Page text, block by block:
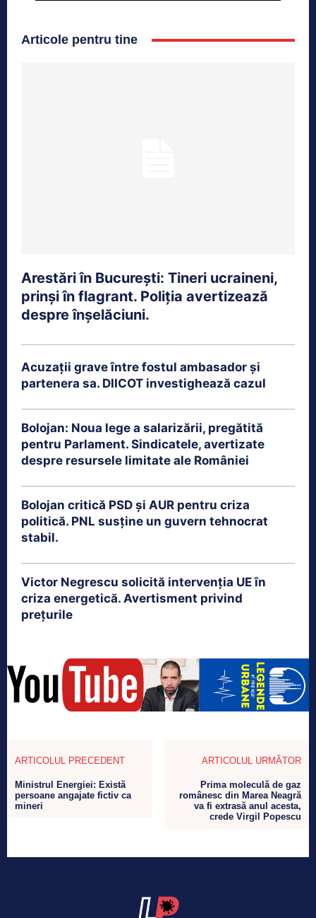
Articole pentru tine
Arestări în București: Tineri ucraineni,
prinși în flagrant. Poliția avertizează
despre înșelăciuni.
Acuzații grave între fostul ambasador și
partenera sa. DIICOT investighează cazul
Bolojan: Noua lege a salarizării, pregătită
pentru Parlament. Sindicatele, avertizate
despre resursele limitate ale României
Bolojan critică PSD și AUR pentru criza
politică. PNL susține un guvern tehnocrat
stabil.
Victor Negrescu solicită intervenția UE în
criza energetică. Avertisment privind
prețurile
ARTICOLUL PRECEDENT
Ministrul Energiei: Există
persoane angajate fictiv ca
mineri
ARTICOLUL URMĂTOR
Prima moleculă de gaz
românesc din Marea Neagră
va fi extrasă anul acesta,
crede Virgil Popescu